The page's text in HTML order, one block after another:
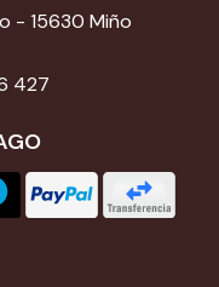
- 15630 Miño
427